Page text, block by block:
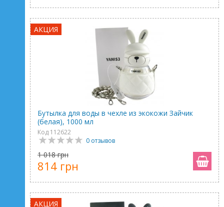
АКЦИЯ
Бутылка для воды в чехле из экокожи Зайчик
(белая), 1000 мл
Код 112622
0 отзывов
1 018 грн
814 грн
АКЦИЯ